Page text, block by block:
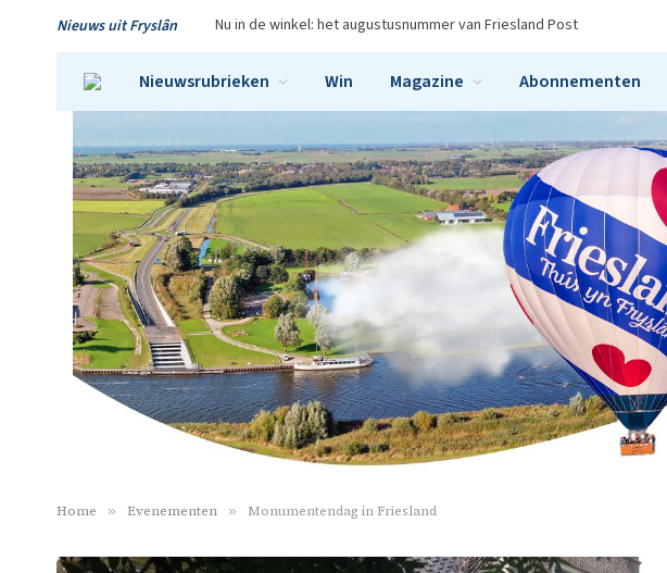
Nieuws uit Fryslân Nu in de winkel: het augustusnummer van Friesland Post
Nieuwsrubrieken Win Magazine Abonnementen
Home » Evenementen » Monumentendag in Friesland